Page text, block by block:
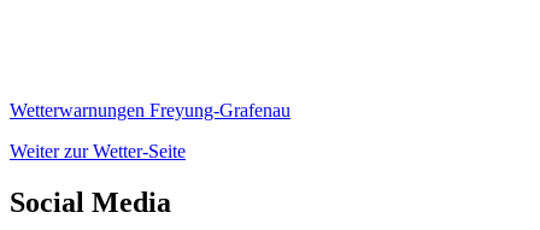
Wetterwarnungen Freyung-Grafenau
Weiter zur Wetter-Seite
Social Media